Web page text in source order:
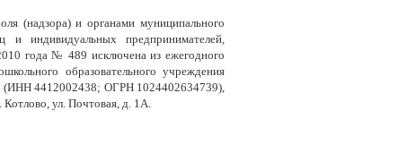
(надзора) и органами муниципального
и индивидуальных предпринимателей,
года № 489 исключена из ежегодного
образовательного учреждения
(ИНН 4412002438; ОГРН 1024402634739),
ул. Почтовая, д. 1А.